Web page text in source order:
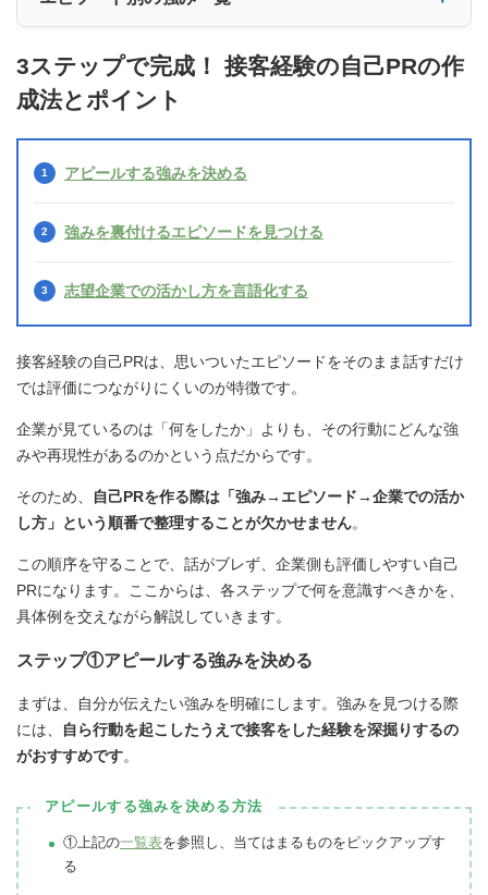
3ステップで完成！ 接客経験の自己PRの作
成法とポイント
アピールする強みを決める
強みを裏付けるエピソードを見つける
志望企業での活かし方を言語化する
接客経験の自己PRは、思いついたエピソードをそのまま話すだけ
では評価につながりにくいのが特徴です。
企業が見ているのは「何をしたか」よりも、その行動にどんな強
みや再現性があるのかという点だからです。
そのため、
自己PRを作る際は「強み→エピソード→企業での活か
し方」という順番で整理することが欠かせません。
この順序を守ることで、話がブレず、企業側も評価しやすい自己
PRになります。ここからは、各ステップで何を意識すべきかを、
具体例を交えながら解説していきます。
ステップ①アピールする強みを決める
まずは、自分が伝えたい強みを明確にします。強みを見つける際
には、
自ら行動を起こしたうえで接客をした経験を深掘りするの
がおすすめです。
アピールする強みを決める方法
①上記の一覧表を参照し、当てはまるものをピックアップす
る